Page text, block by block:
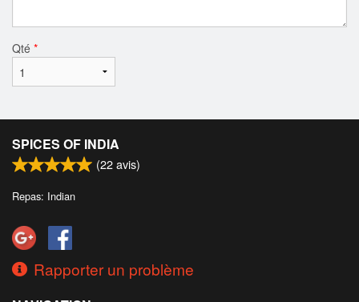
Qté *
SPICES OF INDIA
(22avis)
Repas: Indian
Rapporter un problème